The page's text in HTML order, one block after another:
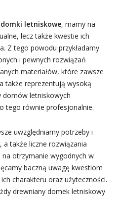
domki letniskowe, mamy na
lecz także kwestie ich
Z tego powodu przykładamy
i pewnych rozwiązań
materiałów, które zawsze
także reprezentują wysoką
domów letniskowych
tego równie profesjonalnie.
uwzględniamy potrzeby i
także liczne rozwiązania
otrzymanie wygodnych w
baczną uwagę kwestiom
charakteru oraz użyteczności.
drewniany domek letniskowy